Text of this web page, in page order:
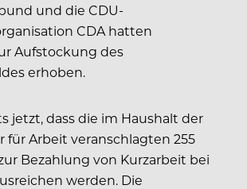
und die CDU-
CDA hatten
Aufstockung des
erhoben.
jetzt, dass die im Haushalt der
für Arbeit veranschlagten 255
Bezahlung von Kurzarbeit bei
werden. Die